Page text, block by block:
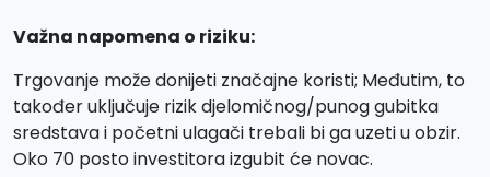
Važna napomena o riziku:
Trgovanje može donijeti značajne koristi; Međutim, to
također uključuje rizik djelomičnog/punog gubitka
sredstava i početni ulagači trebali bi ga uzeti u obzir.
Oko 70 posto investitora izgubit će novac.